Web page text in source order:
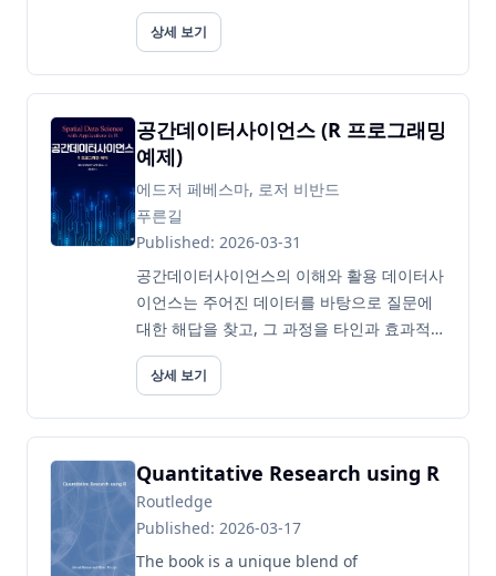
written for quantitative traders, financial
analysts, a...
상세 보기
공간데이터사이언스 (R 프로그래밍
예제)
에드저 페베스마, 로저 비반드
푸른길
Published: 2026-03-31
공간데이터사이언스의 이해와 활용 데이터사
이언스는 주어진 데이터를 바탕으로 질문에
대한 해답을 찾고, 그 과정을 타인과 효과적으
로 소통하는 학문이다. 여기서 소통은 단순히
결과를 제시하는 것을 넘어, 사용된 데이터를
재현 가능한 방식으로 투명하게 공개하는 것
을 포함한다. 또한 데이...
상세 보기
Quantitative Research using R
Routledge
Published: 2026-03-17
The book is a unique blend of